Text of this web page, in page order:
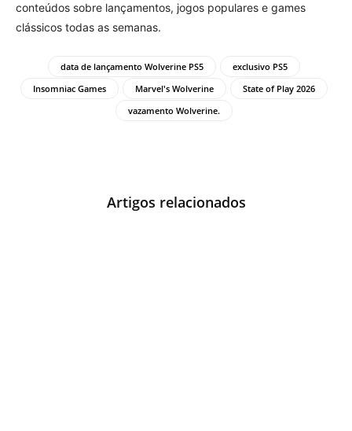
conteúdos sobre lançamentos, jogos populares e games
clássicos todas as semanas.
data de lançamento Wolverine PS5
exclusivo PS5
Insomniac Games
Marvel's Wolverine
State of Play 2026
vazamento Wolverine.
Artigos relacionados